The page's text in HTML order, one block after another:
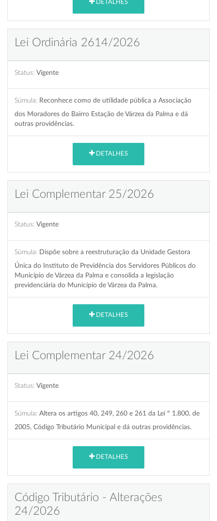
DETALHES
Lei Ordinária 2614/2026
Status: Vigente
Súmula: Reconhece como de utilidade pública a Associação
dos Moradores do Bairro Estação de Várzea da Palma e dá
outras providências.
DETALHES
Lei Complementar 25/2026
Status: Vigente
Súmula: Dispõe sobre a reestruturação da Unidade Gestora
Única do Instituto de Previdência dos Servidores Públicos do
Município de Várzea da Palma e consolida a legislação
previdenciária do Município de Várzea da Palma.
DETALHES
Lei Complementar 24/2026
Status: Vigente
Súmula: Altera os artigos 40, 249, 260 e 261 da Lei º 1.800, de
2005, Código Tributário Municipal e dá outras providências.
DETALHES
Código Tributário - Alterações
24/2026